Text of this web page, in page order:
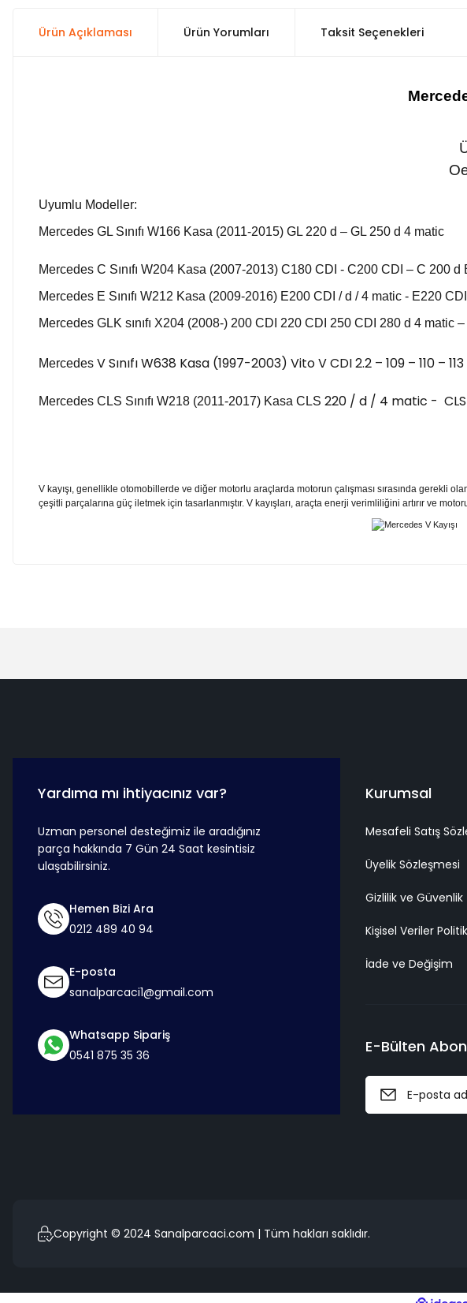
Ürün Açıklaması Ürün Yorumları Taksit Seçenekleri
Uyumlu Modeller:
Mercedes GL Sınıfı W166 Kasa (2011-2015) GL 220 d – GL 250 d 4 matic
Mercedes C Sınıfı W204 Kasa (2007-2013) C180 CDI - C200 CDI – C 200
Mercedes E Sınıfı W212 Kasa (2009-2016) E200 CDI / d / 4 matic - E220
Mercedes GLK sınıfı X204 (2008-) 200 CDI 220 CDI 250 CDI 280 d 4 matic
Mercedes V Sınıfı W638 Kasa (1997-2003) Vito V CDI 2.2 – 109 – 110 –
Mercedes CLS Sınıfı W218 (2011-2017) Kasa CLS 220 / d / 4 matic -
V kayışı, genellikle otomobillerde ve diğer motorlu araçlarda motorun çalışması sırasında gerekli
çeşitli parçalarına güç iletmek için tasarlanmıştır. V kayışları, araçta enerji verimliliğini artırır ve
Yardıma mı ihtiyacınız var?
Uzman personel desteğimiz ile aradığınız
parça hakkında 7 Gün 24 Saat kesintisiz
ulaşabilirsiniz.
Hemen Bizi Ara
0212 489 40 94
E-posta
sanalparcaci1@gmail.com
Whatsapp Sipariş
0541 875 35 36
Kurumsal
Mesafeli Satış
Üyelik Sözleşmesi
Gizlilik ve Güvenlik
Kişisel Veriler
İade ve Değişim
E-Bülten
Copyright © 2024 Sanalparcaci.com | Tüm hakları saklıdır.